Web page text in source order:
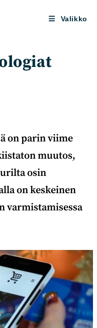
Valikko
on parin viime
muutos,
osin
on keskeinen
varmistamisessa